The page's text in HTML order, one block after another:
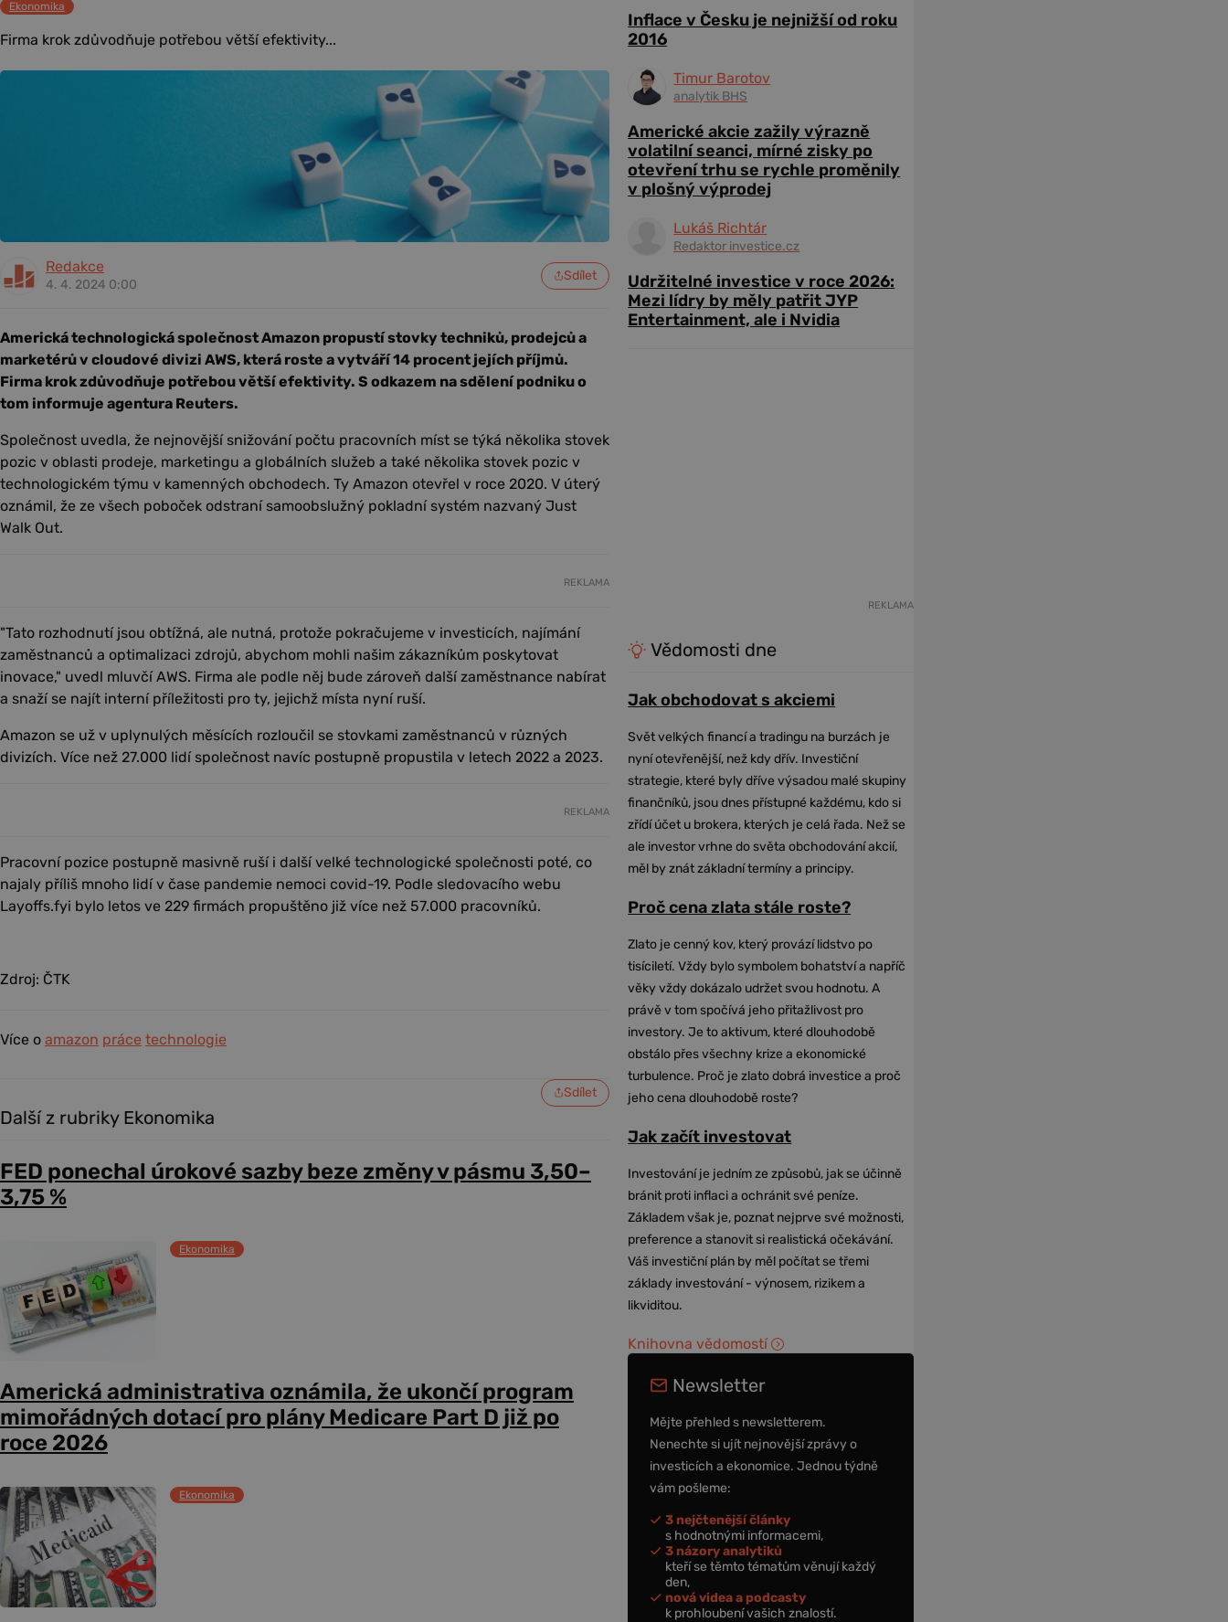
Ekonomika
Firma krok zdůvodňuje potřebou větší efektivity...
Redakce
4. 4. 2024 0:00
Sdílet
Americká technologická společnost Amazon propustí stovky techniků, prodejců a
marketérů v cloudové divizi AWS, která roste a vytváří 14 procent jejích příjmů.
Firma krok zdůvodňuje potřebou větší efektivity. S odkazem na sdělení podniku o
tom informuje agentura Reuters.
Společnost uvedla, že nejnovější snižování počtu pracovních míst se týká několika stovek
pozic v oblasti prodeje, marketingu a globálních služeb a také několika stovek pozic v
technologickém týmu v kamenných obchodech. Ty Amazon otevřel v roce 2020. V úterý
oznámil, že ze všech poboček odstraní samoobslužný pokladní systém nazvaný Just
Walk Out.
REKLAMA
"Tato rozhodnutí jsou obtížná, ale nutná, protože pokračujeme v investicích, najímání
zaměstnanců a optimalizaci zdrojů, abychom mohli našim zákazníkům poskytovat
inovace," uvedl mluvčí AWS. Firma ale podle něj bude zároveň další zaměstnance nabírat
a snaží se najít interní příležitosti pro ty, jejichž místa nyní ruší.
Amazon se už v uplynulých měsících rozloučil se stovkami zaměstnanců v různých
divizích. Více než 27.000 lidí společnost navíc postupně propustila v letech 2022 a 2023.
REKLAMA
Pracovní pozice postupně masivně ruší i další velké technologické společnosti poté, co
najaly příliš mnoho lidí v čase pandemie nemoci covid-19. Podle sledovacího webu
Layoffs.fyi bylo letos ve 229 firmách propuštěno již více než 57.000 pracovníků.
Zdroj: ČTK
Více o amazon práce technologie
Sdílet
Další z rubriky Ekonomika
FED ponechal úrokové sazby beze změny v pásmu 3,50–
3,75 %
Ekonomika
Americká administrativa oznámila, že ukončí program
mimořádných dotací pro plány Medicare Part D již po
roce 2026
Ekonomika
Inflace v Česku je nejnižší od roku
2016
Timur Barotov
analytik BHS
Americké akcie zažily výrazně
volatilní seanci, mírné zisky po
otevření trhu se rychle proměnily
v plošný výprodej
Lukáš Richtár
Redaktor investice.cz
Udržitelné investice v roce 2026:
Mezi lídry by měly patřit JYP
Entertainment, ale i Nvidia
REKLAMA
Vědomosti dne
Jak obchodovat s akciemi
Svět velkých financí a tradingu na burzách je
nyní otevřenější, než kdy dřív. Investiční
strategie, které byly dříve výsadou malé skupiny
finančníků, jsou dnes přístupné každému, kdo si
zřídí účet u brokera, kterých je celá řada. Než se
ale investor vrhne do světa obchodování akcií,
měl by znát základní termíny a principy.
Proč cena zlata stále roste?
Zlato je cenný kov, který provází lidstvo po
tisíciletí. Vždy bylo symbolem bohatství a napříč
věky vždy dokázalo udržet svou hodnotu. A
právě v tom spočívá jeho přitažlivost pro
investory. Je to aktivum, které dlouhodobě
obstálo přes všechny krize a ekonomické
turbulence. Proč je zlato dobrá investice a proč
jeho cena dlouhodobě roste?
Jak začít investovat
Investování je jedním ze způsobů, jak se účinně
bránit proti inflaci a ochránit své peníze.
Základem však je, poznat nejprve své možnosti,
preference a stanovit si realistická očekávání.
Váš investiční plán by měl počítat se třemi
základy investování - výnosem, rizikem a
likviditou.
Knihovna vědomostí
Newsletter
Mějte přehled s newsletterem.
Nenechte si ujít nejnovější zprávy o
investicích a ekonomice. Jednou týdně
vám pošleme:
3 nejčtenější články
s hodnotnými informacemi,
3 názory analytiků
kteří se těmto tématům věnují každý
den,
nová videa a podcasty
k prohloubení vašich znalostí.